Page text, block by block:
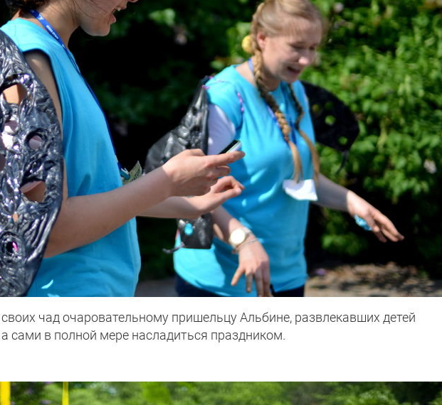
чад очаровательному пришельцу Альбине, развлекавших детей
сами в полной мере насладиться праздником.